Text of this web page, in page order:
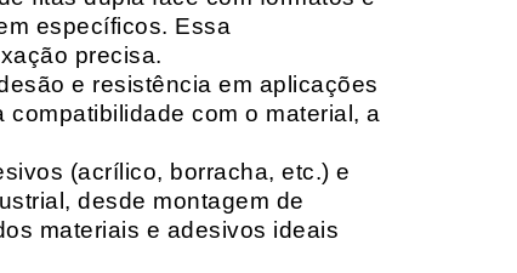
específicos. Essa
precisa.
e resistência em aplicações
com o material, a
(acrílico, borracha, etc.) e
desde montagem de
materiais e adesivos ideais